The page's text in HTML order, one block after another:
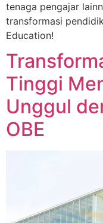
tenaga pengajar
transformasi
Education!
Tinggi
Unggul
OBE